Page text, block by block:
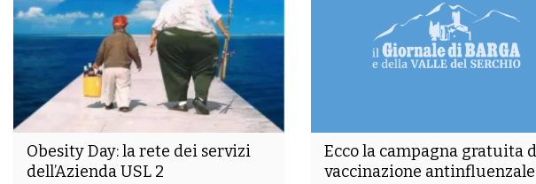
Obesity Day: la rete dei servizi
dell’Azienda USL 2
Ecco la campagna gratuita
vaccinazione antinfluenzale